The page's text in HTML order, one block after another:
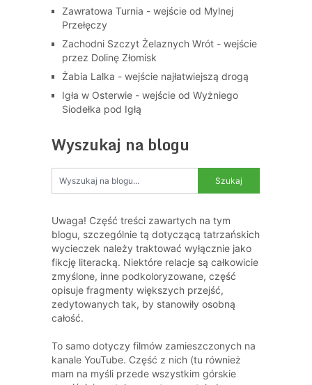
Zawratowa Turnia - wejście od Mylnej
Przełęczy
Zachodni Szczyt Żelaznych Wrót - wejście
przez Dolinę Złomisk
Żabia Lalka - wejście najłatwiejszą drogą
Igła w Osterwie - wejście od Wyżniego
Siodełka pod Igłą
Wyszukaj na blogu
Uwaga! Część treści zawartych na tym
blogu, szczególnie tą dotyczącą tatrzańskich
wycieczek należy traktować wyłącznie jako
fikcję literacką. Niektóre relacje są całkowicie
zmyślone, inne podkoloryzowane, część
opisuje fragmenty większych przejść,
zedytowanych tak, by stanowiły osobną
całość.
To samo dotyczy filmów zamieszczonych na
kanale YouTube. Część z nich (tu również
mam na myśli przede wszystkim górskie